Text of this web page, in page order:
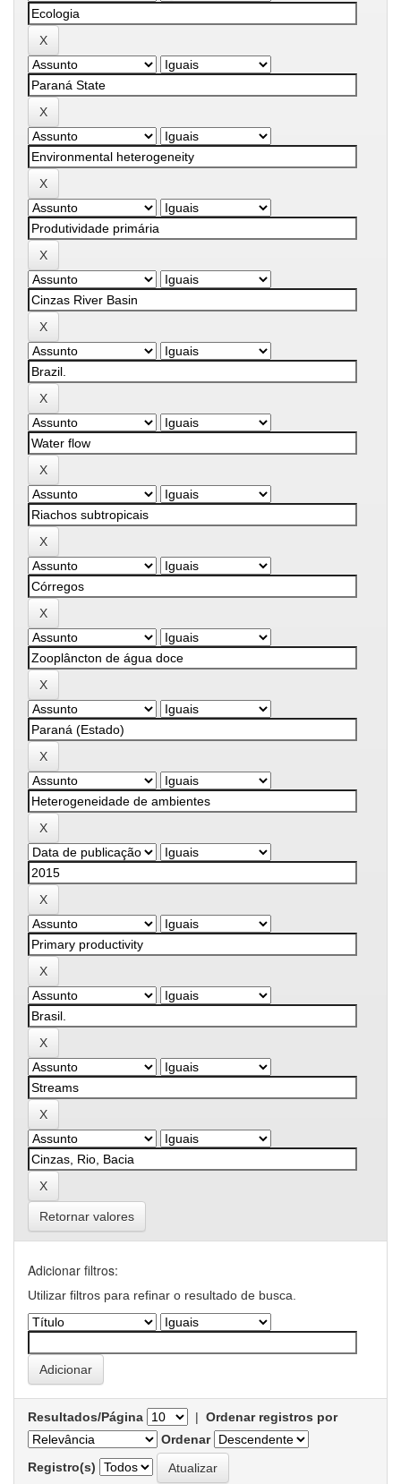
Retornar valores
Adicionar filtros:
Utilizar filtros para refinar o resultado de busca.
Resultados/Página | Ordenar registros por
Ordenar
Registro(s)